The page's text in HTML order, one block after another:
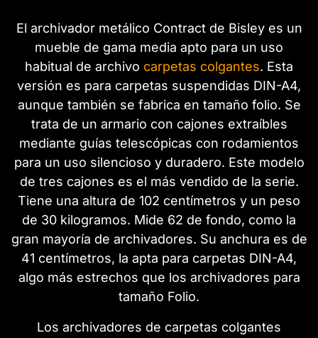
El archivador metálico Contract de Bisley es un
mueble de gama media apto para un uso
habitual de archivo carpetas colgantes. Esta
versión es para carpetas suspendidas DIN-A4,
aunque también se fabrica en tamaño folio. Se
trata de un armario con cajones extraíbles
mediante guías telescópicas con rodamientos
para un uso silencioso y duradero. Este modelo
de tres cajones es el más vendido de la serie.
Tiene una altura de 102 centímetros y un peso
de 30 kilogramos. Mide 62 de fondo, como la
gran mayoría de archivadores. Su anchura es de
41 centímetros, la apta para carpetas DIN-A4,
algo más estrechos que los archivadores para
tamaño Folio.
Los archivadores de carpetas colgantes